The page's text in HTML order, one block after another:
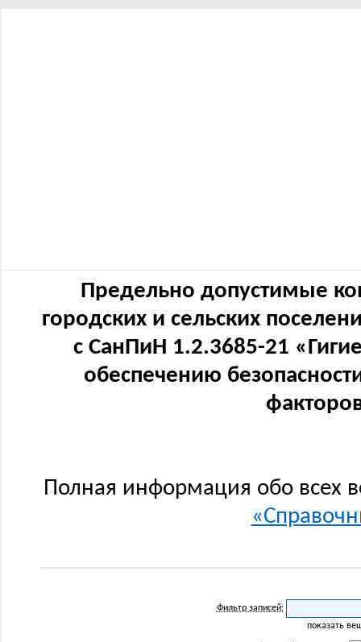
Предельно допустимые
городских и сельских
с СанПиН 1.2.3685-21
обеспечению
Полная информация обо всех
Фильтр записей:
показать